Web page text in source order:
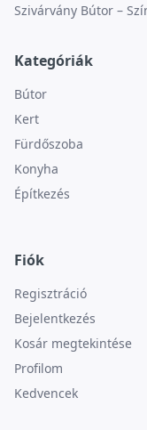
Szivárvány Bútor –
Kategóriák
Bútor
Kert
Fürdőszoba
Konyha
Építkezés
Fiók
Regisztráció
Bejelentkezés
Kosár megtekintése
Profilom
Kedvencek